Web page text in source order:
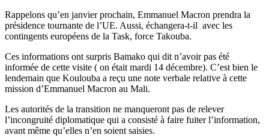
Rappelons qu’en janvier prochain, Emmanuel Macron prendra la
présidence tournante de l’UE. Aussi, échangera-t-il avec les
contingents européens de la Task, force Takouba.
Ces informations ont surpris Bamako qui dit n’avoir pas été
informée de cette visite ( on était mardi 14 décembre). C’est bien le
lendemain que Koulouba a reçu une note verbale relative à cette
mission d’Emmanuel Macron au Mali.
Les autorités de la transition ne manqueront pas de relever
l’incongruité diplomatique qui a consisté à faire fuiter l’information,
avant même qu’elles n’en soient saisies.